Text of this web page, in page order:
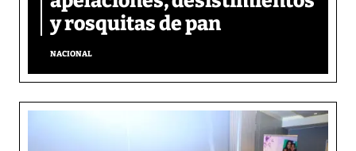
y rosquitas de pan
NACIONAL